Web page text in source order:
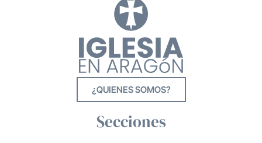
¿QUIENES SOMOS?
Secciones